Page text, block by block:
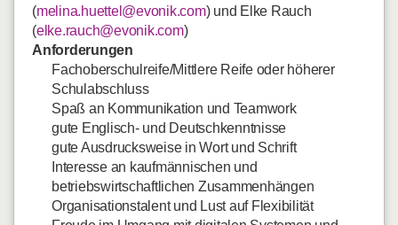
(melina.huettel@evonik.com) und Elke Rauch
(elke.rauch@evonik.com)
Anforderungen
Fachoberschulreife/Mittlere Reife oder höherer
Schulabschluss
Spaß an Kommunikation und Teamwork
gute Englisch- und Deutschkenntnisse
gute Ausdrucksweise in Wort und Schrift
Interesse an kaufmännischen und
betriebswirtschaftlichen Zusammenhängen
Organisationstalent und Lust auf Flexibilität